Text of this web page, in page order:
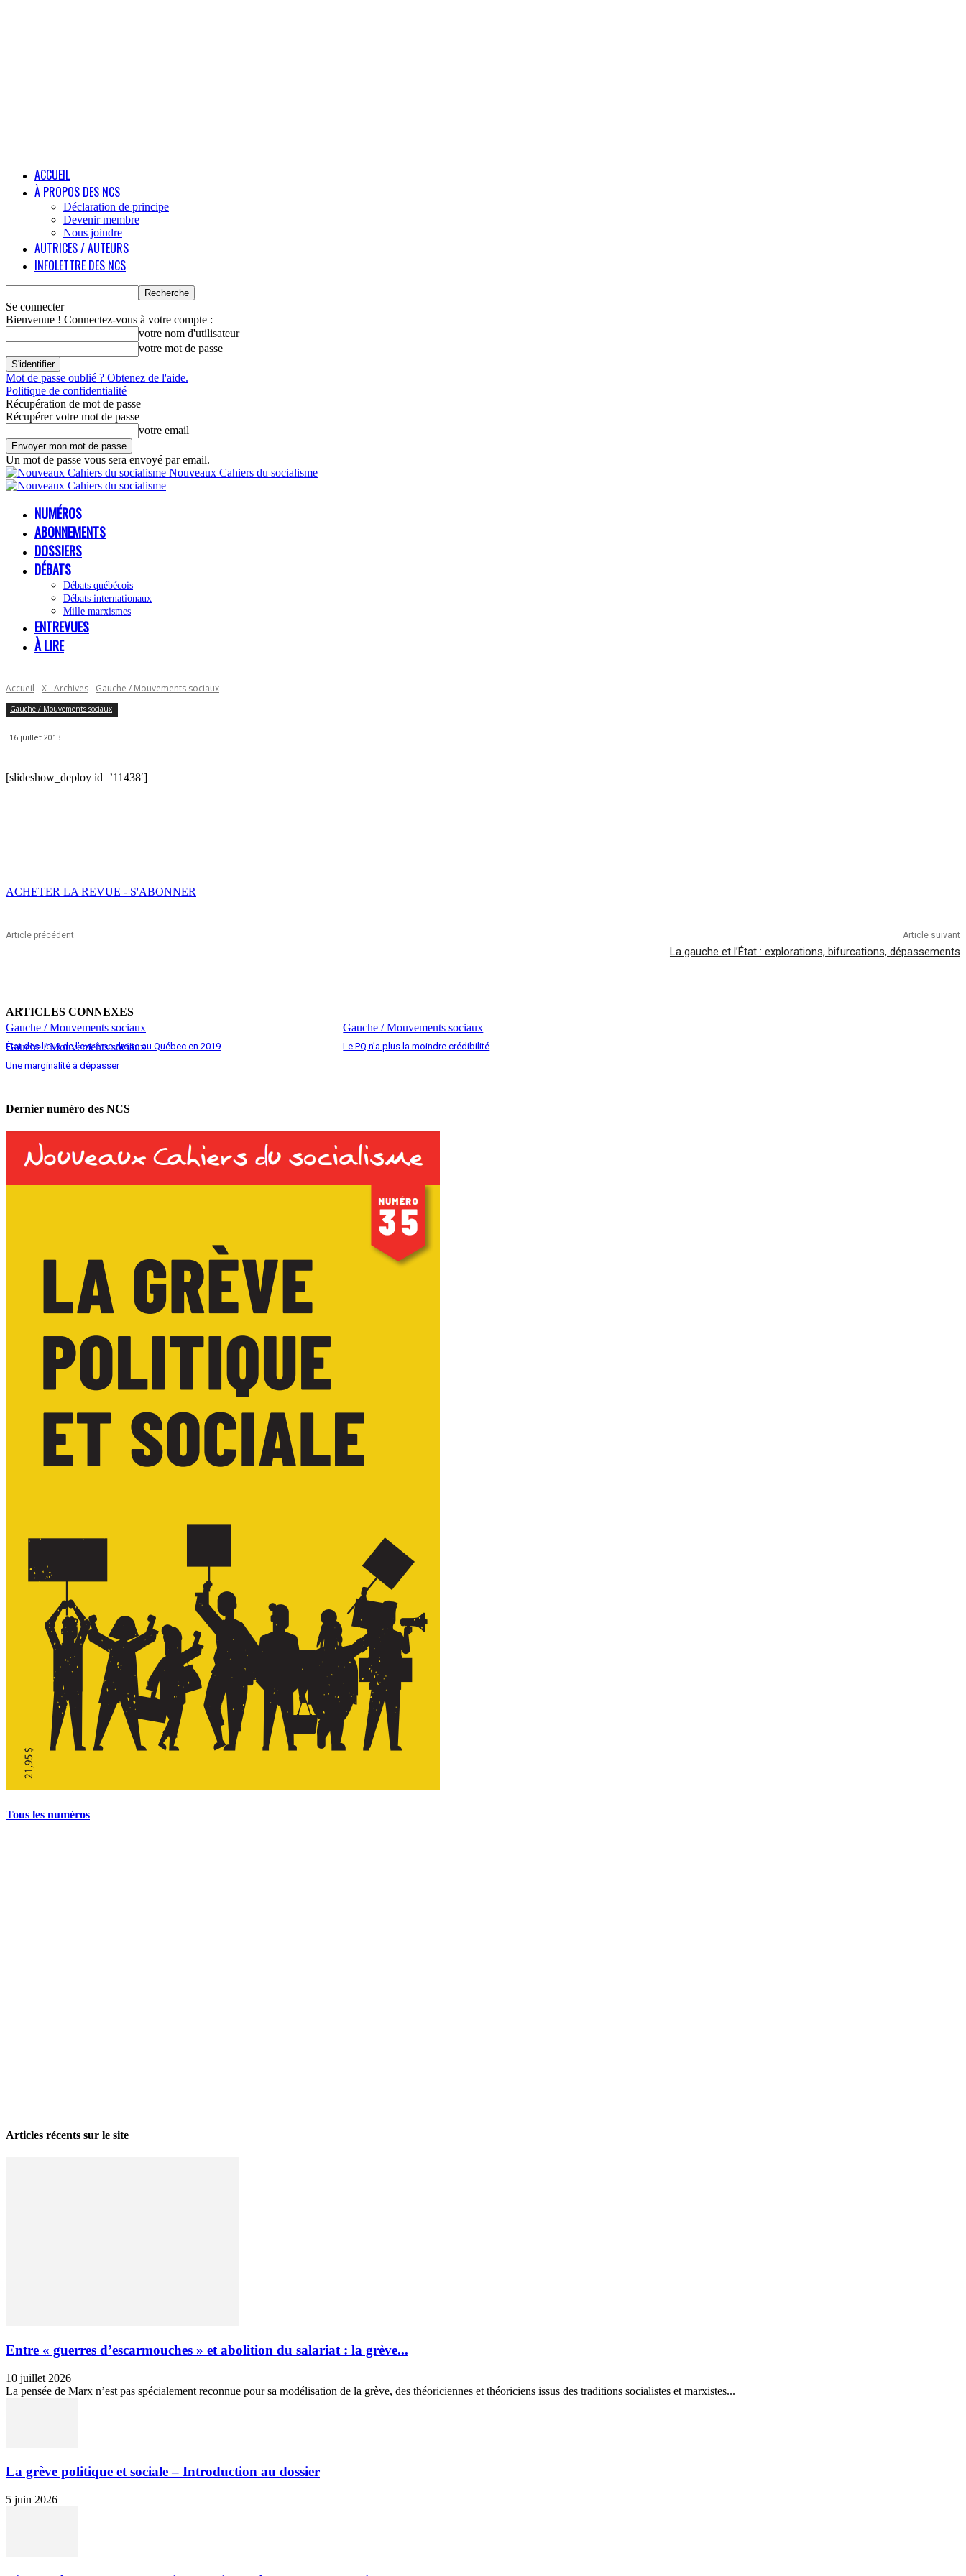
ACCUEIL
À PROPOS DES NCS
Déclaration de principe
Devenir membre
Nous joindre
AUTRICES / AUTEURS
INFOLETTRE DES NCS
Se connecter
Bienvenue ! Connectez-vous à votre compte :
votre nom d'utilisateur
votre mot de passe
Mot de passe oublié ? Obtenez de l'aide.
Politique de confidentialité
Récupération de mot de passe
Récupérer votre mot de passe
votre email
Un mot de passe vous sera envoyé par email.
Nouveaux Cahiers du socialisme
NUMÉROS
ABONNEMENTS
DOSSIERS
DÉBATS
Débats québécois
Débats internationaux
Mille marxismes
ENTREVUES
À LIRE
Accueil X - Archives Gauche / Mouvements sociaux
Gauche / Mouvements sociaux
16 juillet 2013
[slideshow_deploy id=’11438′]
ACHETER LA REVUE - S'ABONNER
Article précédent Article suivant
La gauche et l’État : explorations, bifurcations, dépassements
ARTICLES CONNEXES
Gauche / Mouvements sociaux
État des lieux de l’extrême droite au Québec en 2019
Gauche / Mouvements sociaux
Le PQ n’a plus la moindre crédibilité
Gauche / Mouvements sociaux
Une marginalité à dépasser
Dernier numéro des NCS
Tous les numéros
Articles récents sur le site
Entre « guerres d’escarmouches » et abolition du salariat : la grève...
10 juillet 2026
La pensée de Marx n’est pas spécialement reconnue pour sa modélisation de la grève, des théoriciennes et théoriciens issus des traditions socialistes et marxistes...
La grève politique et sociale – Introduction au dossier
5 juin 2026